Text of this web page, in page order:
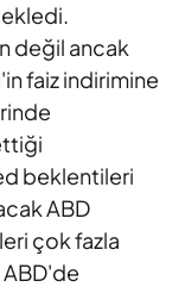
değil ancak
faiz indirimine
beklentileri
ABD
çok fazla